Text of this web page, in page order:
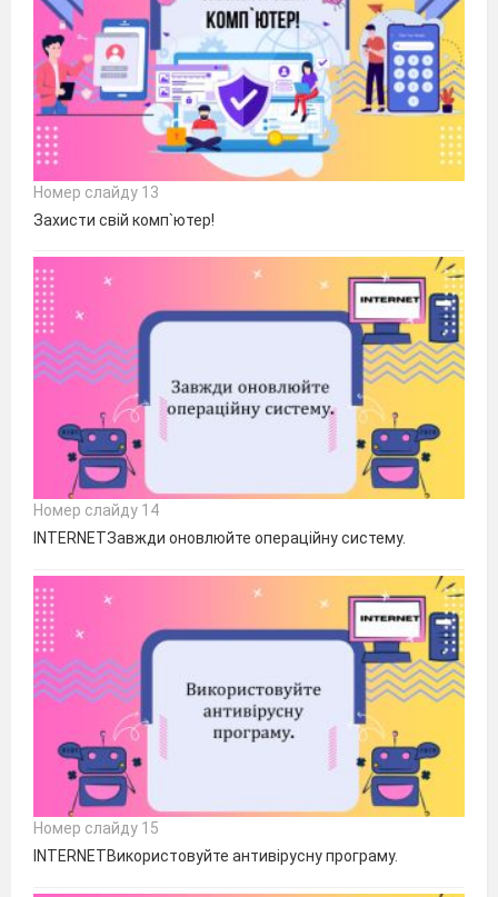
Номер слайду 13
Захисти свій комп`ютер!
Номер слайду 14
INTERNETЗавжди оновлюйте операційну систему.
Номер слайду 15
INTERNETВикористовуйте антивірусну програму.